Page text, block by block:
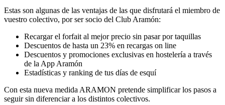
Estas son algunas de las ventajas de las que disfrutará el miembro de
vuestro colectivo, por ser socio del Club Aramón:
Recargar el forfait al mejor precio sin pasar por taquillas
Descuentos de hasta un 23% en recargas on line
Descuentos y promociones exclusivas en hostelería a través
de la App Aramón
Estadísticas y ranking de tus días de esquí
Con esta nueva medida ARAMON pretende simplificar los pasos a
seguir sin diferenciar a los distintos colectivos.